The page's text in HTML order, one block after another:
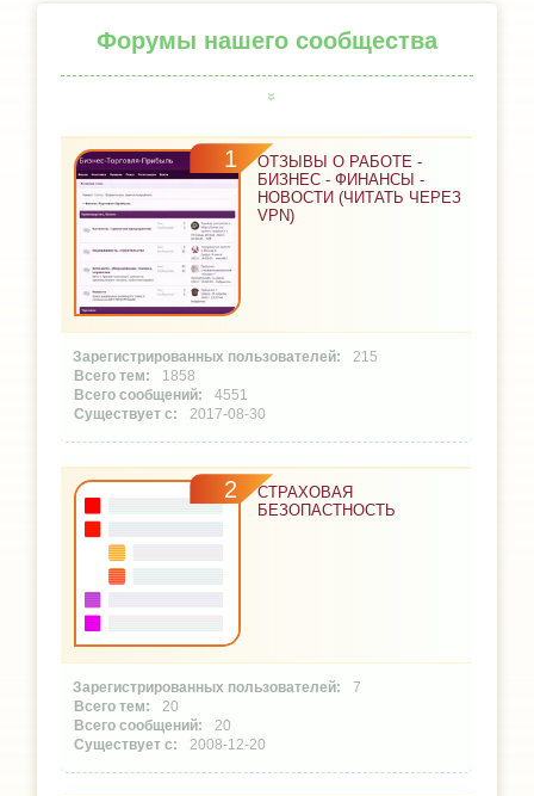
Форумы нашего сообщества
1
ОТЗЫВЫ О РАБОТЕ -
БИЗНЕС - ФИНАНСЫ -
НОВОСТИ (ЧИТАТЬ ЧЕРЕЗ
VPN)
215
1858
4551
2017-08-30
2
СТРАХОВАЯ
БЕЗОПАСТНОСТЬ
7
20
20
2008-12-20